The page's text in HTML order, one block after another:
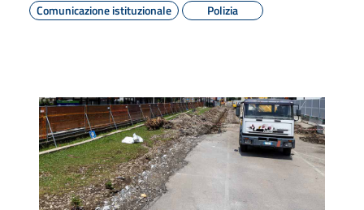
Comunicazione istituzionale
Polizia